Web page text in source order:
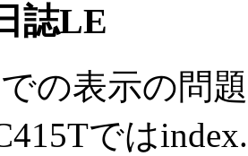
誌LE
での表示の問
では